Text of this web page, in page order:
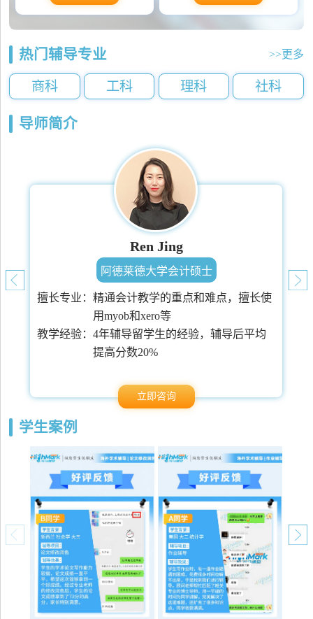
热门辅导专业 >>更多
商科 工科 理科 社科
导师简介
Ren Jing
阿德莱德大学会计硕士
擅长专业：精通会计教学的重点和难点，擅长使
用myob和xero等
教学经验：4年辅导留学生的经验，辅导后平均
提高分数20%
立即咨询
学生案例